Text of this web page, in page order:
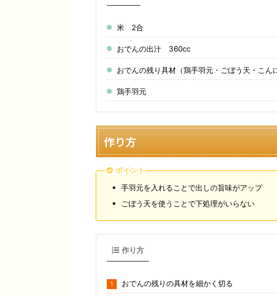
米 2合
おでんの出汁 360cc
おでんの残り具材（鶏手羽元・ごぼう天・こん
鶏手羽元
作り方
ポイント
手羽元を入れることで出しの旨味がアップ
ごぼう天を使うことで下処理がいらない
作り方
おでんの残りの具材を細かく切る